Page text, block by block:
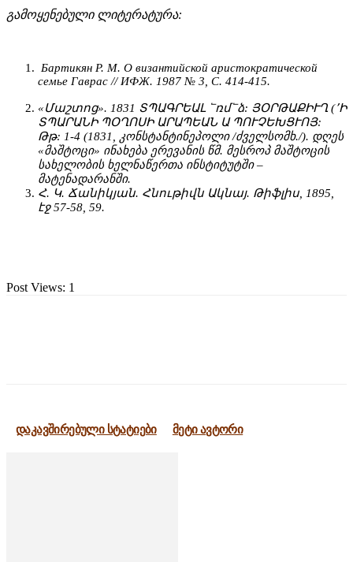
გამოყენებული ლიტერატურა:
Бартикян P. M. О византийской аристократической
семье Гаврас // ИФЖ. 1987 № 3, С. 414-415.
«Մաշտոց». 1831 ՏՊԱԳՐԵԱԼ ՟ռմ՟ձ: ՅՕՐԹԱՔԻՒՂ (՚Ի
ՏՊԱՐԱՆԻ ՊՕՂՈՍԻ ԱՐԱՊԵԱՆ Ա ՊՈՒՉԵԽՑՒՈՅ:
Թթ: 1-4 (1831, კონსტანტინეპოლი /ძველსომხ./). დღეს
«მაშტოცი» ინახება ერევანის წმ. მესროპ მაშტოცის
სახელობის ხელნაწერთა ინსტიტუტში –
მატენადარანში.
Հ. Կ. Ճանիկյան. Հնութիվն Ակնայ. Թիֆլիս, 1895,
էջ 57-58, 59.
Post Views: 1
დაკავშირებული სტატიები მეტი ავტორი